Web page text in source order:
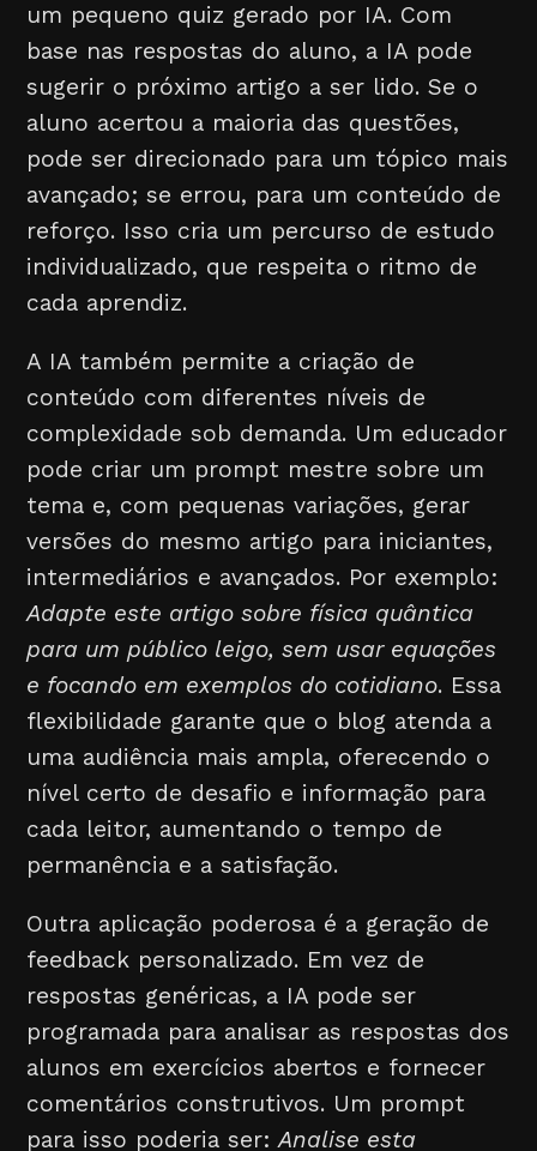
um pequeno quiz gerado por IA. Com
base nas respostas do aluno, a IA pode
sugerir o próximo artigo a ser lido. Se o
aluno acertou a maioria das questões,
pode ser direcionado para um tópico mais
avançado; se errou, para um conteúdo de
reforço. Isso cria um percurso de estudo
individualizado, que respeita o ritmo de
cada aprendiz.
A IA também permite a criação de
conteúdo com diferentes níveis de
complexidade sob demanda. Um educador
pode criar um prompt mestre sobre um
tema e, com pequenas variações, gerar
versões do mesmo artigo para iniciantes,
intermediários e avançados. Por exemplo:
Adapte este artigo sobre física quântica
para um público leigo, sem usar equações
e focando em exemplos do cotidiano. Essa
flexibilidade garante que o blog atenda a
uma audiência mais ampla, oferecendo o
nível certo de desafio e informação para
cada leitor, aumentando o tempo de
permanência e a satisfação.
Outra aplicação poderosa é a geração de
feedback personalizado. Em vez de
respostas genéricas, a IA pode ser
programada para analisar as respostas dos
alunos em exercícios abertos e fornecer
comentários construtivos. Um prompt
para isso poderia ser:Analise esta